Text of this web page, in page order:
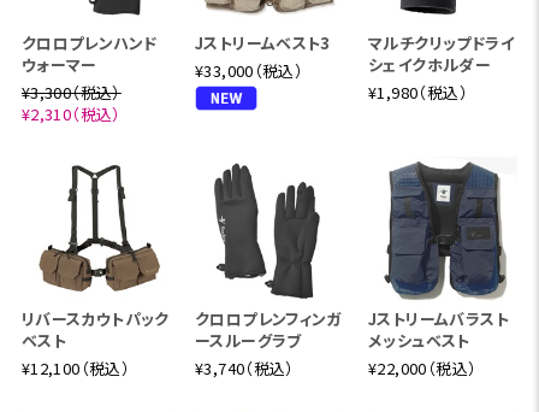
クロロプレンハンド
ウォーマー
¥3,300（税込）
¥2,310（税込）
Jストリームベスト3
¥33,000（税込）
マルチクリップドライ
シェイクホルダー
¥1,980（税込）
リバースカウトパック
ベスト
¥12,100（税込）
クロロプレンフィンガ
ースルーグラブ
¥3,740（税込）
Jストリームバラスト
メッシュベスト
¥22,000（税込）